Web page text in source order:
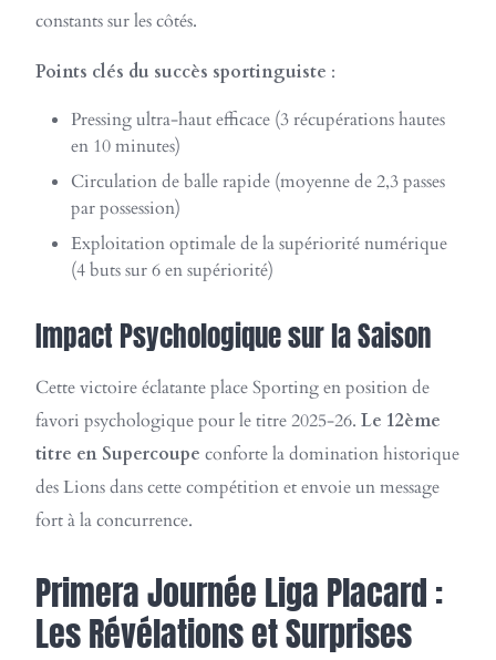
constants sur les côtés.
Points clés du succès sportinguiste :
Pressing ultra-haut efficace (3 récupérations hautes
en 10 minutes)
Circulation de balle rapide (moyenne de 2,3 passes
par possession)
Exploitation optimale de la supériorité numérique
(4 buts sur 6 en supériorité)
Impact Psychologique sur la Saison
Cette victoire éclatante place Sporting en position de
favori psychologique pour le titre 2025-26. Le 12ème
titre en Supercoupe conforte la domination historique
des Lions dans cette compétition et envoie un message
fort à la concurrence.
Primera Journée Liga Placard :
Les Révélations et Surprises